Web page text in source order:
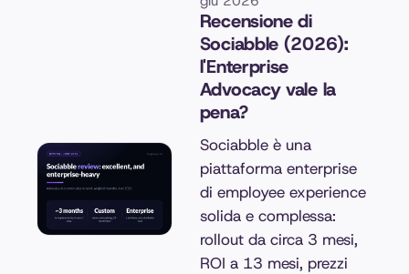
Recensione di
Sociabble (2026):
l'Enterprise
Advocacy vale la
pena?
Sociabble è una
piattaforma enterprise
di employee experience
solida e complessa:
rollout da circa 3 mesi,
ROI a 13 mesi, prezzi